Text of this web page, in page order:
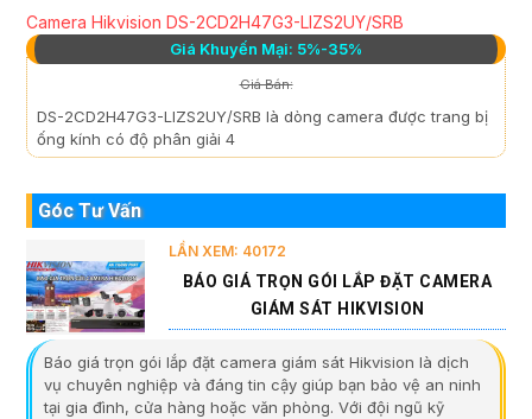
Camera Hikvision DS-2CD2H47G3-LIZS2UY/SRB
Giá Khuyến Mại: 5%-35%
Giá Bán:
DS-2CD2H47G3-LIZS2UY/SRB là dòng camera được trang bị
ống kính có độ phân giải 4
Góc Tư Vấn
LẦN XEM: 40172
BÁO GIÁ TRỌN GÓI LẮP ĐẶT CAMERA
GIÁM SÁT HIKVISION
Báo giá trọn gói lắp đặt camera giám sát Hikvision là dịch
vụ chuyên nghiệp và đáng tin cậy giúp bạn bảo vệ an ninh
tại gia đình, cửa hàng hoặc văn phòng. Với đội ngũ kỹ